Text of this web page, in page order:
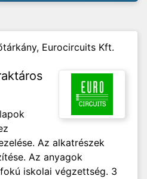
Eurocircuits Kft.
Az alkatrészek
Az anyagok
iskolai végzettség. 3